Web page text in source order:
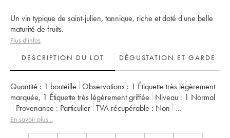
Un vin typique de saint-julien, tannique, riche et doté d'une belle
maturité de fruits.
Plus d'infos
DESCRIPTION DU LOT
DÉGUSTATION ET GARDE
Quantité : 1 bouteille Observations : 1 Étiquette très légèrement
marquée, 1 Étiquette très légèrement griffée Niveau : 1 Normal
Provenance : particulier TVA récupérable :
non
Région :
Bordeaux
En savoir plus...